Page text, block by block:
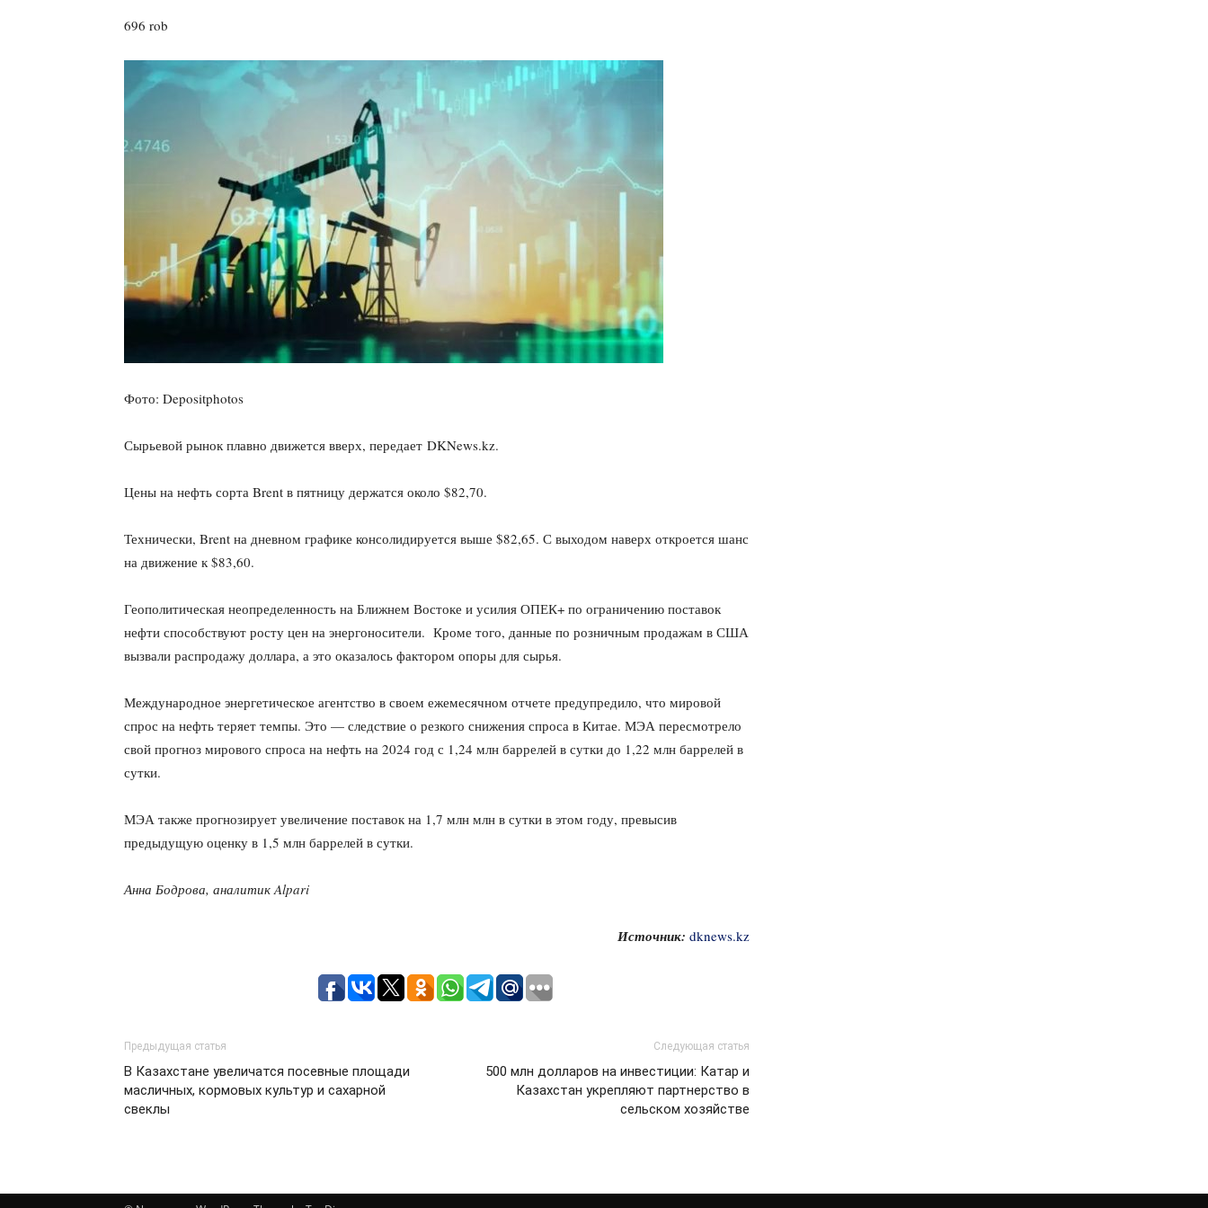
696 rob
Фото: Depositphotos
Сырьевой рынок плавно движется вверх, передает DKNews.kz.
Цены на нефть сорта Brent в пятницу держатся около $82,70.
Технически, Brent на дневном графике консолидируется выше $82,65. С выходом наверх откроется шанс
на движение к $83,60.
Геополитическая неопределенность на Ближнем Востоке и усилия ОПЕК+ по ограничению поставок
нефти способствуют росту цен на энергоносители. Кроме того, данные по розничным продажам в США
вызвали распродажу доллара, а это оказалось фактором опоры для сырья.
Международное энергетическое агентство в своем ежемесячном отчете предупредило, что мировой
спрос на нефть теряет темпы. Это — следствие о резкого снижения спроса в Китае. МЭА пересмотрело
свой прогноз мирового спроса на нефть на 2024 год с 1,24 млн баррелей в сутки до 1,22 млн баррелей в
сутки.
МЭА также прогнозирует увеличение поставок на 1,7 млн млн в сутки в этом году, превысив
предыдущую оценку в 1,5 млн баррелей в сутки.
Анна Бодрова, аналитик Alpari
Источник: dknews.kz
Предыдущая статья
В Казахстане увеличатся посевные площади
масличных, кормовых культур и сахарной
свеклы
Следующая статья
500 млн долларов на инвестиции: Катар и
Казахстан укрепляют партнерство в
сельском хозяйстве